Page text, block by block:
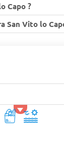
Capo ?
San Vito lo